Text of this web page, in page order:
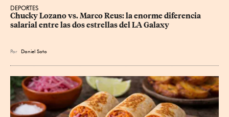
DEPORTES
Chucky Lozano vs. Marco Reus: la enorme diferencia
salarial entre las dos estrellas del LA Galaxy
Por Daniel Soto